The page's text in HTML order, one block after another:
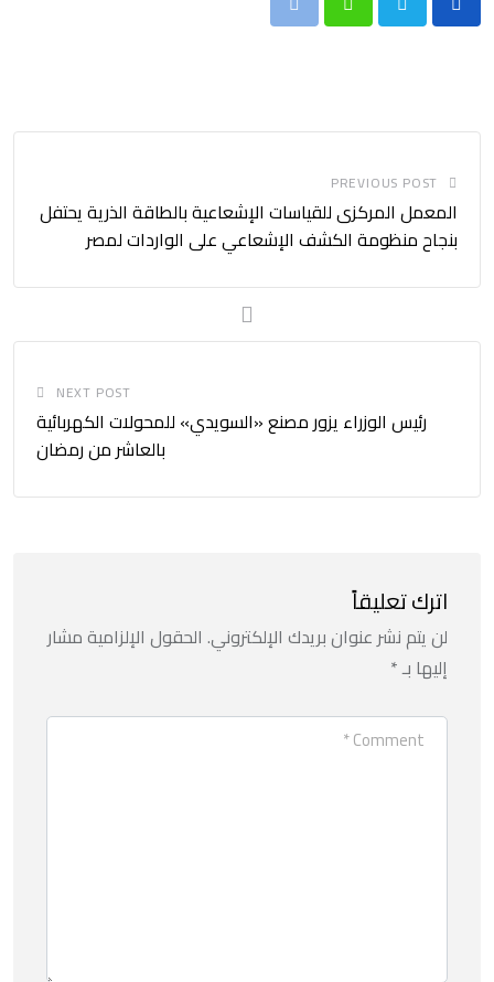
Whatsapp
Print
PREVIOUS POST
المعمل المركزى للقياسات الإشعاعية بالطاقة الذرية يحتفل
بنجاح منظومة الكشف الإشعاعي على الواردات لمصر
NEXT POST
رئيس الوزراء يزور مصنع «السويدي» للمحولات الكهربائية
بالعاشر من رمضان
اترك تعليقاً
لن يتم نشر عنوان بريدك الإلكتروني. الحقول الإلزامية مشار
إليها بـ*